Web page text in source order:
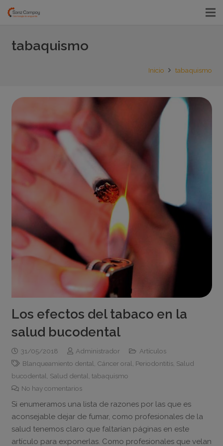
tabaquismo
Inicio tabaquismo
Los efectos del tabaco en la
salud bucodental
31/05/2018 Administrador
Artículos
Blanqueamiento dental Cáncer oral Periodontitis, Salud
bucodental Salud dental tabaquismo
No hay comentarios
Si enumeramos una lista de razones por las que es
aconsejable dejar de fumar, como profesionales de la
salud tenemos claro que faltarían páginas en este
artículo para exponerlas. Como profesionales que velan